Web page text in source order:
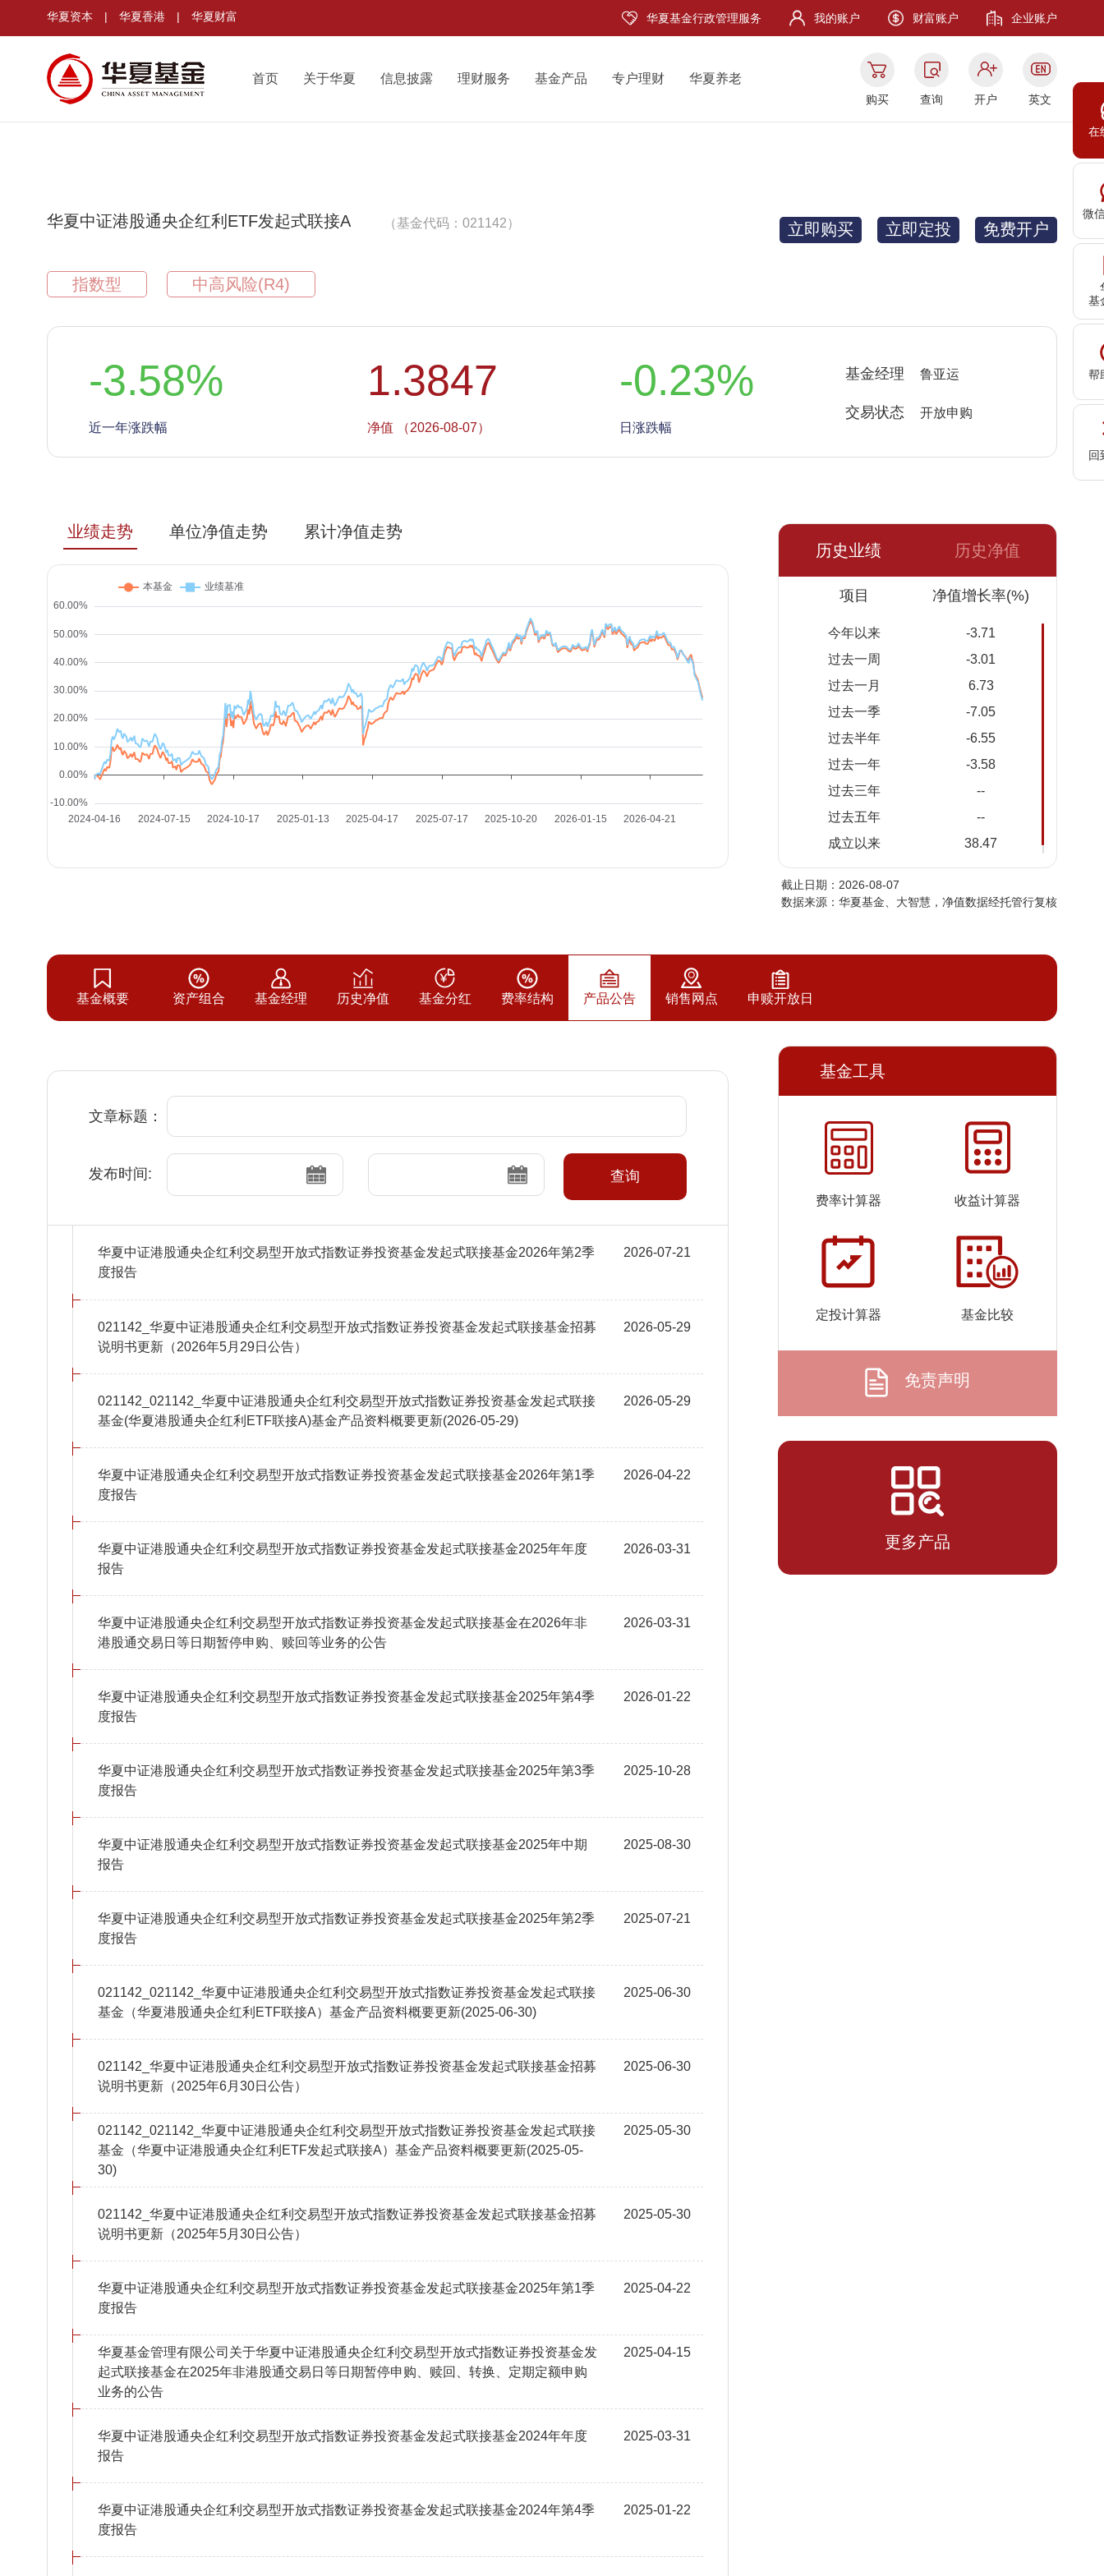
在
微
基
帮
回
华夏资本 | 华夏香港 | 华夏财富 华夏基金行政管理服务 我的账户 财富账户 企业账户
首页 关于华夏 信息披露 理财服务 基金产品 专户理财 华夏养老
购买 查询 开户 英文
华夏中证港股通央企红利ETF发起式联接A （基金代码：021142）
指数型 中高风险(R4)
立即购买 立即定投 免费开户
-3.58%
近一年涨跌幅
1.3847
净值 （2026-08-07）
-0.23%
日涨跌幅
基金经理 鲁亚运
交易状态 开放申购
业绩走势 单位净值走势
累计净值走势
历史业绩
历史净值
项目 净值增长率(%)
今年以来
-3.71
过去一周
-3.01
过去一月
6.73
过去一季
-7.05
过去半年
-6.55
过去一年
-3.58
过去三年
--
过去五年
--
成立以来
38.47
净值
累计净
2026-
1.3847
08-06
2026-
08-05
1.3977
2026-
08-04
1.4017
2026-
1.4203
2026-
07-31
1.4277 1.4277
07-29
2026-
07-28
1.4085 1.4085
2026-
1.4007
07-24
2026-
1.4054
2026-
1.3860
1.3791
07-20
1.3435 1.3435
1.3338
截止日期：2026-08-07
数据来源：华夏基金、大智慧，净值数据经托管行复核
基金概要 资产组合 基金经理 历史净值 基金分红 费率结构 产品公告 销售网点 申赎开放日
基金工具
费率计算器 收益计算器
定投计算器 基金比较
免责声明
更多产品